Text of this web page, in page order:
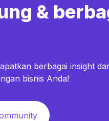
&
berbagai insight
bisnis Anda!